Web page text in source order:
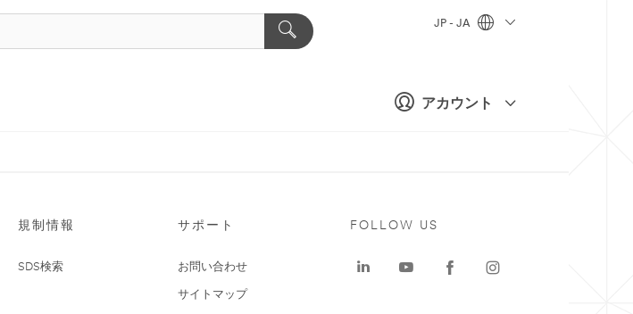
アカウント
JP - JA
規制情報
SDS検索
サポート
お問い合わせ
サイトマップ
FOLLOW US